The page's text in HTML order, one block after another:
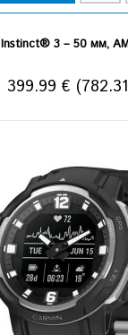
Instinct® 3 – 50 мм,
399.99 €